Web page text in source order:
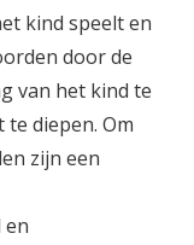
kind speelt en
door de
van het kind te
diepen. Om
zijn een
en